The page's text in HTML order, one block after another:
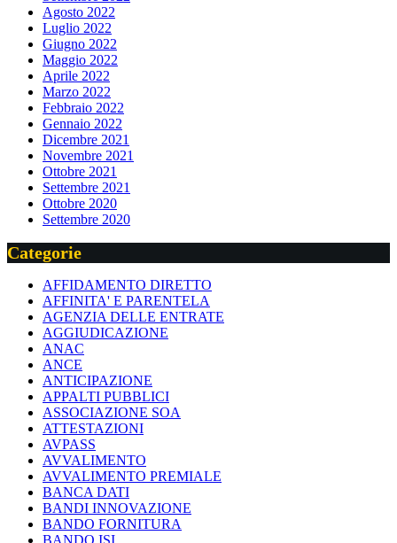
Agosto 2022
Luglio 2022
Giugno 2022
Maggio 2022
Aprile 2022
Marzo 2022
Febbraio 2022
Gennaio 2022
Dicembre 2021
Novembre 2021
Ottobre 2021
Settembre 2021
Ottobre 2020
Settembre 2020
Categorie
AFFIDAMENTO DIRETTO
AFFINITA' E PARENTELA
AGENZIA DELLE ENTRATE
AGGIUDICAZIONE
ANAC
ANCE
ANTICIPAZIONE
APPALTI PUBBLICI
ASSOCIAZIONE SOA
ATTESTAZIONI
AVPASS
AVVALIMENTO
AVVALIMENTO PREMIALE
BANCA DATI
BANDI INNOVAZIONE
BANDO FORNITURA